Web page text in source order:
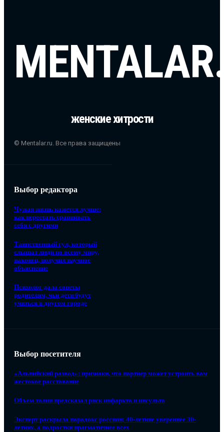
женские хитрости
© Mentalar.ru. Все права защищены
Выбор редактора
Чужая жизнь кажется лучше:
как перестать сравнивать
себя с другими
Таинственный гул, который
слышат люди по всему миру,
наконец, получил научное
объяснение
Психолог дала советы
родителям, чьи дети будут
учиться в другом городе
Выбор посетителя
«Альпийский развод»: признаки, что партнер может устроить вам
жестокое расставание
Объем талии предсказал риск инфаркта и инсульта
Эксперт раскрыла парадокс россиян: 40-летние увереннее 30-
летних, а подростки прагматичнее всех